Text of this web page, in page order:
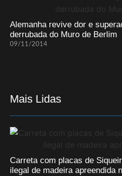
Alemanha revive dor e
derrubada do Muro de Berlim
09/11/2014
Mais Lidas
Carreta com placas de
ilegal de madeira apreendida